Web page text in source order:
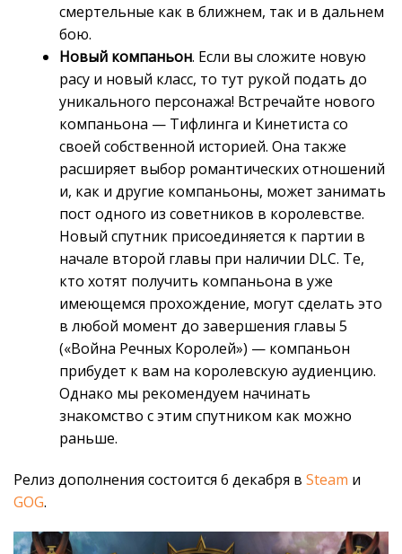
смертельные как в ближнем, так и в дальнем
бою.
Новый компаньон. Если вы сложите новую
расу и новый класc, то тут рукой подать до
уникального персонажа! Встречайте нового
компаньона — Тифлинга и Кинетиста со
своей собственной историей. Она также
расширяет выбор романтических отношений
и, как и другие компаньоны, может занимать
пост одного из советников в королевстве.
Новый спутник присоединяется к партии в
начале второй главы при наличии DLC. Те,
кто хотят получить компаньона в уже
имеющемся прохождение, могут сделать это
в любой момент до завершения главы 5
(«Война Речных Королей») — компаньон
прибудет к вам на королевскую аудиенцию.
Однако мы рекомендуем начинать
знакомство с этим спутником как можно
раньше.
Релиз дополнения состоится 6 декабря в Steam и
GOG.